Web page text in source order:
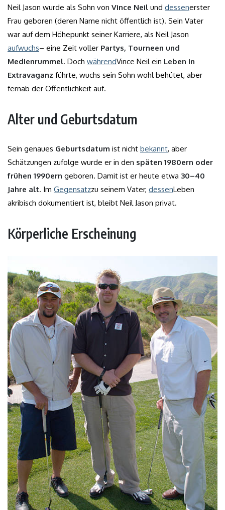
Neil Jason wurde als Sohn von Vince Neil und dessenerster
Frau geboren (deren Name nicht öffentlich ist). Sein Vater
war auf dem Höhepunkt seiner Karriere, als Neil Jason
aufwuchs– eine Zeit voller Partys, Tourneen und
Medienrummel. Doch währendVince Neil ein Leben in
Extravaganz führte, wuchs sein Sohn wohl behütet, aber
fernab der Öffentlichkeit auf.
Alter und Geburtsdatum
Sein genaues Geburtsdatum ist nicht bekannt, aber
Schätzungen zufolge wurde er in den späten 1980ern oder
frühen 1990ern geboren. Damit ist er heute etwa 30–40
Jahre alt. Im Gegensatzzu seinem Vater, dessenLeben
akribisch dokumentiert ist, bleibt Neil Jason privat.
Körperliche Erscheinung